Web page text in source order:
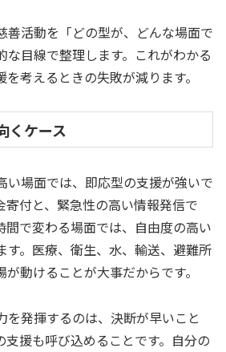
善活動を「どの型が、どんな場面で
な目線で整理します。これがわかる
考えるときの失敗が減ります。
くケース
い場面では、即応型の支援が強いで
寄付と、緊急性の高い情報発信で
間で変わる場面では、自由度の高い
す。医療、衛生、水、輸送、避難所
動けることが大事だからです。
を発揮するのは、決断が早いこと
支援も呼び込めることです。自分の